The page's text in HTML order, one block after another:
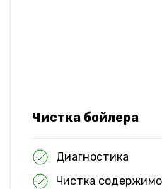
Чистка бойлера
Диагностика
Чистка